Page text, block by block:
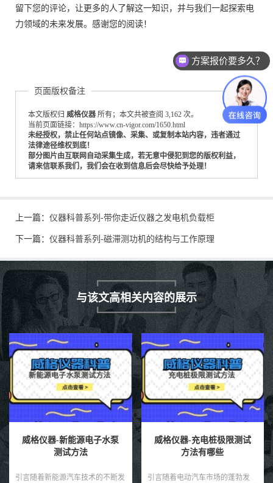
留下您的评论，让更多的人了解这一知识，并与我们一起探索电
力领域的未来发展。感谢您的阅读！
页面版权备注
本文版权归 威格仪器 所有；本文共被查阅 3,162 次。
当前页面链接：https://www.cn-vigor.com/1650.html
未经授权，禁止任何站点镜像、采集、或复制本站内容，违者通过
法律途径维权到底！
部分图片由互联网自动采集生成，若无意中侵犯到您的版权利益，
请来信联系我们，我们会在收到信息后会尽快给予处理！
上一篇： 仪器科普系列-带你走近仪器之发电机负载柜
下一篇： 仪器科普系列-磁滞测功机的结构与工作原理
与该文高相关内容的展示
威格仪器-充电桩极限测试
方法有哪些
引言随着电动汽车市场的蓬勃发
威格仪器-关节电机力矩测
试方法
引言关节电机是机器人、机械臂和
方案报价要多久？